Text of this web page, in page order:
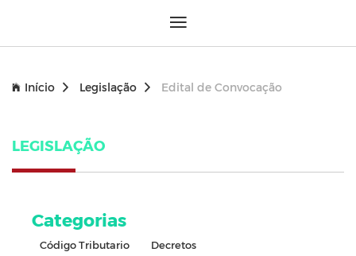
Início Legislação Edital de Convocação
LEGISLAÇÃO
Categorias
Código Tributario
Decretos